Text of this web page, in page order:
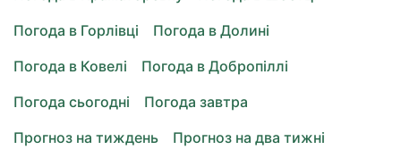
Погода в Горлівці
Погода в Долині
Погода в Ковелі
Погода в Добропіллі
Погода сьогодні
Погода завтра
Прогноз на тиждень
Прогноз на два тижні